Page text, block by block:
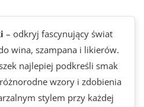
– odkryj fascynujący świat
wina, szampana i likierów.
najlepiej podkreśli smak
wzory i zdobienia
stylem przy każdej